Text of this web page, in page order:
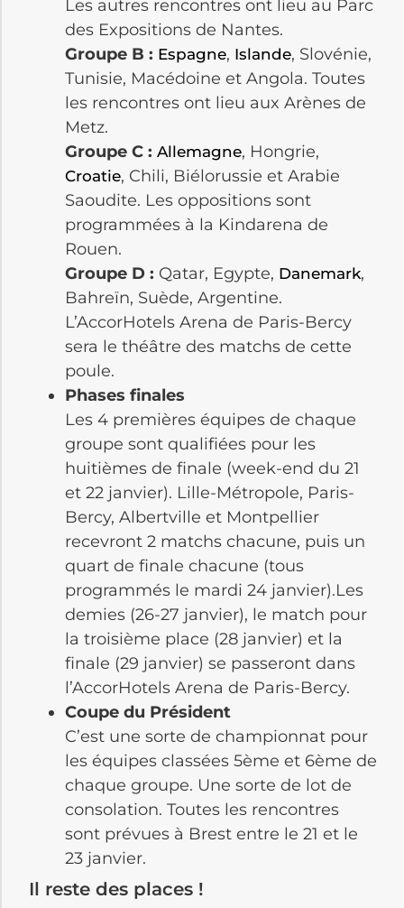
Les autres rencontres ont lieu au Parc
des Expositions de Nantes.
Groupe B : Espagne, Islande, Slovénie,
Tunisie, Macédoine et Angola. Toutes
les rencontres ont lieu aux Arènes de
Metz.
Groupe C : Allemagne, Hongrie,
Croatie, Chili, Biélorussie et Arabie
Saoudite. Les oppositions sont
programmées à la Kindarena de
Rouen.
Groupe D : Qatar, Egypte, Danemark,
Bahreïn, Suède, Argentine.
L’AccorHotels Arena de Paris-Bercy
sera le théâtre des matchs de cette
poule.
Phases finales
Les 4 premières équipes de chaque
groupe sont qualifiées pour les
huitièmes de finale (week-end du 21
et 22 janvier). Lille-Métropole, Paris-
Bercy, Albertville et Montpellier
recevront 2 matchs chacune, puis un
quart de finale chacune (tous
programmés le mardi 24 janvier).Les
demies (26-27 janvier), le match pour
la troisième place (28 janvier) et la
finale (29 janvier) se passeront dans
l’AccorHotels Arena de Paris-Bercy.
Coupe du Président
C’est une sorte de championnat pour
les équipes classées 5ème et 6ème de
chaque groupe. Une sorte de lot de
consolation. Toutes les rencontres
sont prévues à Brest entre le 21 et le
23 janvier.
Il reste des places !